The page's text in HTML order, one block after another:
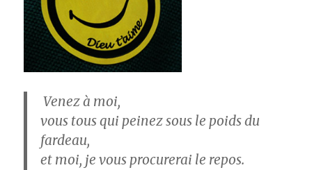
Venez à moi,
vous tous qui peinez sous le poids du
fardeau,
et moi, je vous procurerai le repos.